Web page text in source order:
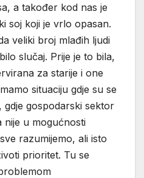
a također kod nas je
soj koji je vrlo opasan.
veliki broj mlađih ljudi
slučaj. Prije je to bila,
za starije i one
situaciju gdje su se
gdje gospodarski sektor
nije u mogućnosti
razumijemo, ali isto
prioritet. Tu se